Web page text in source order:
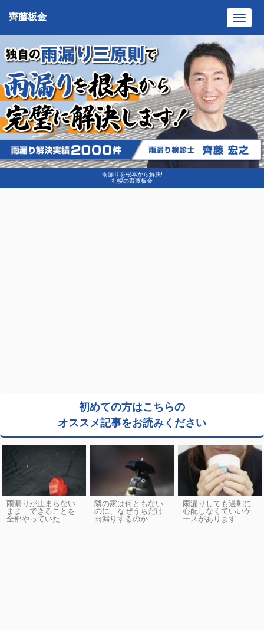
雨漏りを根本から解決!
札幌の齊藤板金
齊藤板金
初めての方はこちらの
オススメ記事をお読みください
雨漏りが止まらない
まま できることを
全部やっていた
隣の家は何ともない
のに、なぜうちだけ
雨漏りするのか
雨漏りしても過剰に
心配しなくていいケ
ースがあります